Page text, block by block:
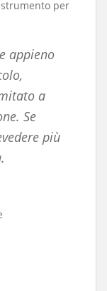
per
appieno
a
Se
più